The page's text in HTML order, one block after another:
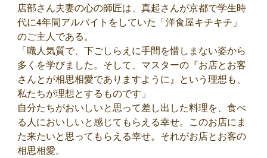
店部さん夫妻の心の師匠は、真起さんが京都で学生時
代に4年間アルバイトをしていた「洋食屋キチキチ」
のご主人である。
「職人気質で、下ごしらえに手間を惜しまない姿から
多くを学びました。そして、マスターの『お店とお客
さんとが相思相愛でありますように』という理想も、
私たちが理想とするものです」
自分たちがおいしいと思って差し出した料理を、食べ
る人においしいと感じてもらえる幸せ。このお店にま
た来たいと思ってもらえる幸せ。それがお店とお客の
相思相愛。